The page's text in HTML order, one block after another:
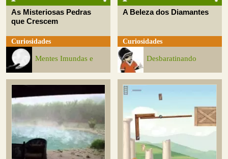
As Misteriosas Pedras
que Crescem
Curiosidades
Mentes Imundas e
A Beleza dos Diamantes
Curiosidades
Desbaratinando